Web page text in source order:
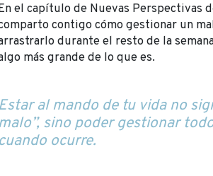
el capítulo de Nuevas Perspectivas
contigo cómo gestionar un
durante el resto de la
más grande de lo que es.
al mando de tu vida no
sino poder gestionar
ocurre.